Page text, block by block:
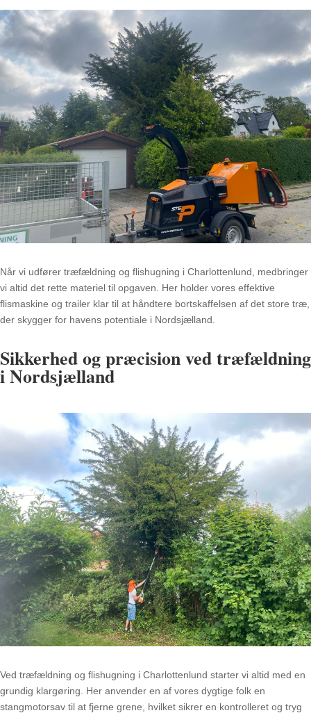
Når vi udfører træfældning og flishugning i Charlottenlund, medbringer
vi altid det rette materiel til opgaven
Her holder vores effektive
flismaskine og trailer klar til at håndtere bortskaffelsen af det store træ,
der skygger for havens potentiale i Nordsjælland
Sikkerhed og præcision ved træfældning
i Nordsjælland
Ved træfældning og flishugning i Charlottenlund starter vi altid med en
grundig klargøring
Her anvender en af vores dygtige folk en
stangmotorsav til at fjerne grene, hvilket sikrer en kontrolleret og tryg